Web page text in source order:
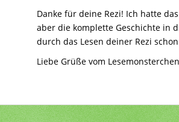
Danke für deine Rezi! Ich hatte
aber die komplette Geschichte in
durch das Lesen deiner Rezi
Liebe Grüße vom